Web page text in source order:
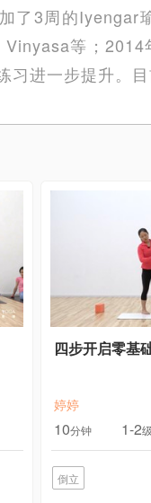
了3周的Iyengar
等；
习进一步提升。
四步开启零基
婷婷
10分钟 1-2级
倒立